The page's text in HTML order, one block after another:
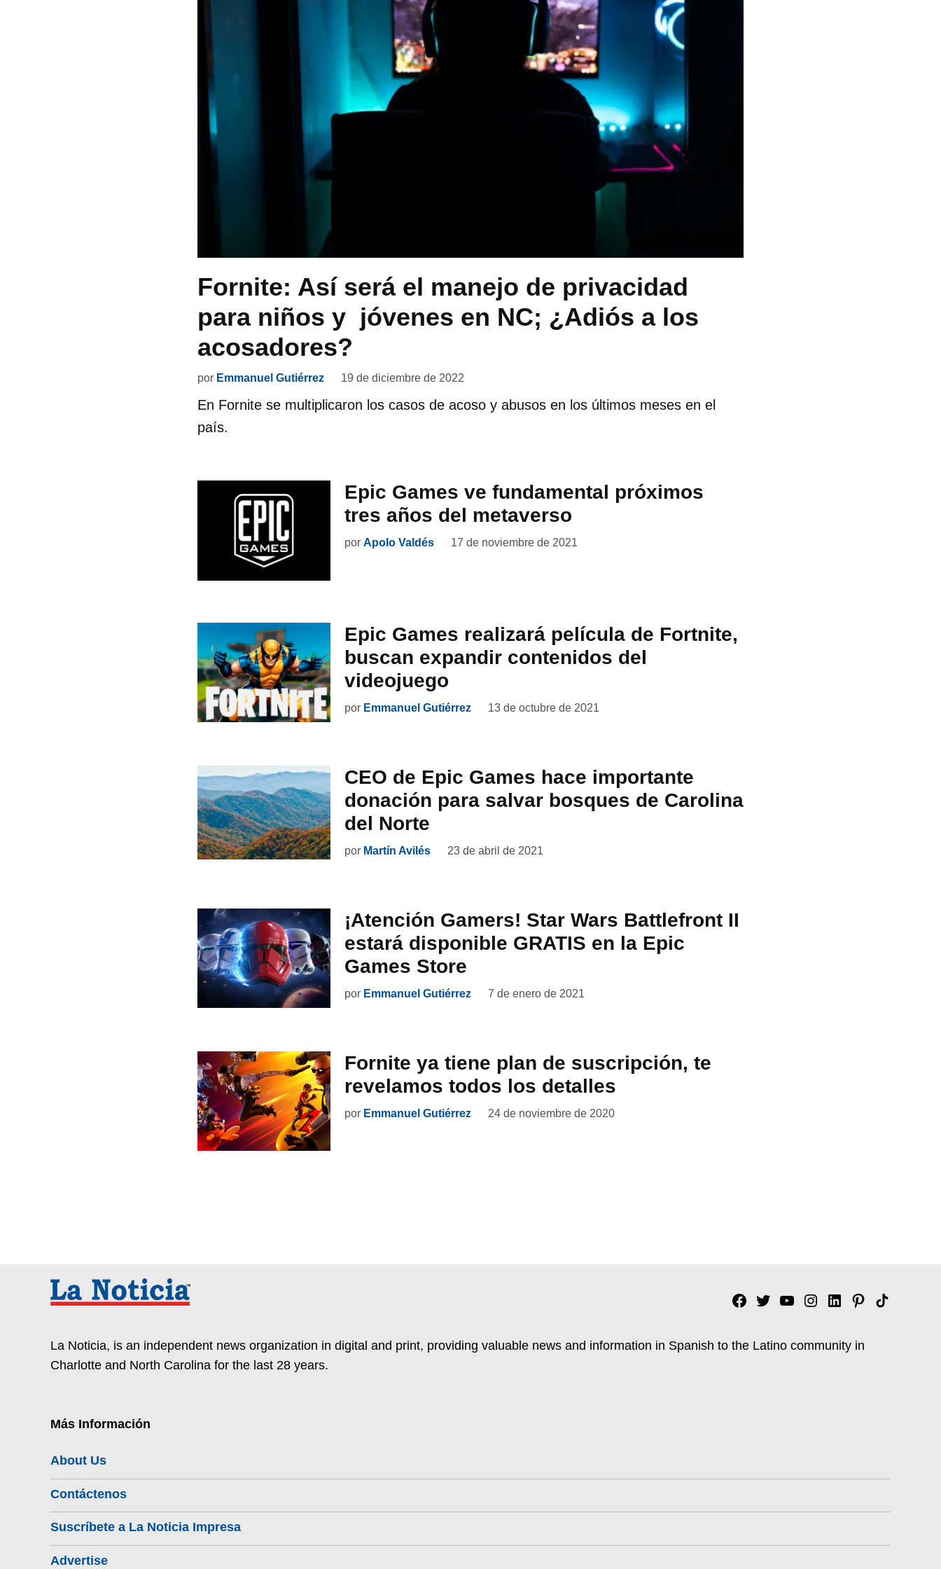
Fornite: Así será el manejo de privacidad
para niños y jóvenes en NC; ¿Adiós a los
acosadores?
por Emmanuel Gutiérrez 19 de diciembre de 2022
En Fornite se multiplicaron los casos de acoso y abusos en los últimos meses en el
país.
Epic Games ve fundamental próximos
tres años del metaverso
por Apolo Valdés 17 de noviembre de 2021
Epic Games realizará película de Fortnite,
buscan expandir contenidos del
videojuego
por Emmanuel Gutiérrez 13 de octubre de 2021
CEO de Epic Games hace importante
donación para salvar bosques de Carolina
del Norte
por Martín Avilés 23 de abril de 2021
¡Atención Gamers! Star Wars Battlefront II
estará disponible GRATIS en la Epic
Games Store
por Emmanuel Gutiérrez 7 de enero de 2021
Fornite ya tiene plan de suscripción, te
revelamos todos los detalles
por Emmanuel Gutiérrez 24 de noviembre de 2020
Facebook
TwitterYouTubeInstagram
Linkedin
Pinterest
Tik
La Noticia, is an independent news organization in digital and print, providing valuable news and information in Spanish to the Latino community in
Charlotte and North Carolina for the last 28 years.
Más Información
About Us
Contáctenos
Suscríbete a La Noticia Impresa
Advertise